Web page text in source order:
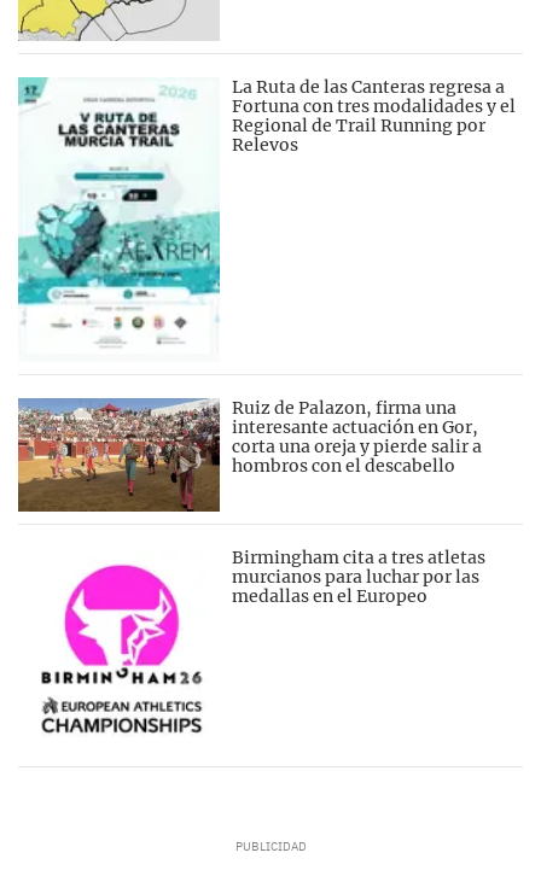
La Ruta de las Canteras regresa a
Fortuna con tres modalidades y el
Regional de Trail Running por
Relevos
Ruiz de Palazon, firma una
interesante actuación en Gor,
corta una oreja y pierde salir a
hombros con el descabello
Birmingham cita a tres atletas
murcianos para luchar por las
medallas en el Europeo